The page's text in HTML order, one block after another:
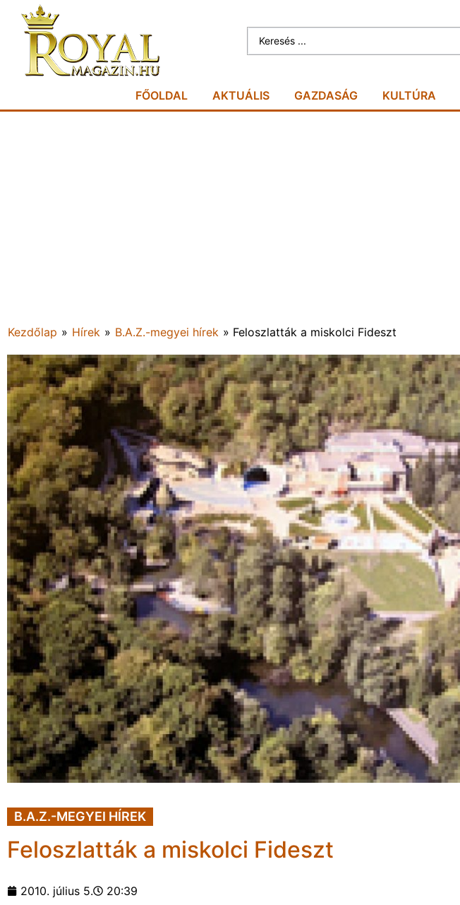
FŐOLDAL AKTUÁLIS GAZDASÁG KULTÚRA
Kezdőlap » Hírek » B.A.Z.-megyei hírek » Feloszlatták a miskolci Fideszt
B.A.Z.-MEGYEI HÍREK
Feloszlatták a miskolci Fideszt
2010. július 5. 20:39